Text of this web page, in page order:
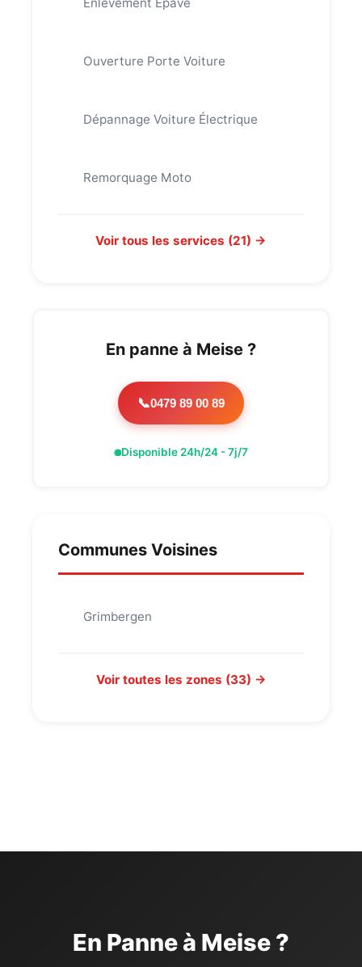
Ouverture Porte Voiture
Dépannage Voiture Électrique
Remorquage Moto
Voir tous les services (21) →
En panne à Meise ?
📞0479 89 00 89
Disponible 24h/24 - 7j/7
Communes Voisines
Grimbergen
Voir toutes les zones (33) →
En Panne à Meise ?